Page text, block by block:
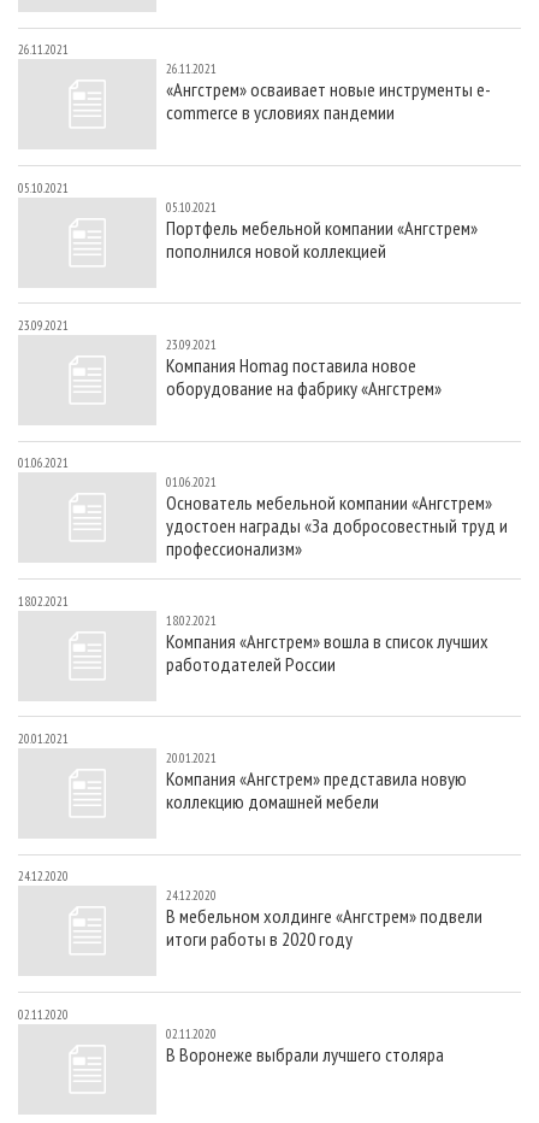
26.11.2021
26.11.2021
«Ангстрем» осваивает новые инструменты e-
commerce в условиях пандемии
05.10.2021
05.10.2021
Портфель мебельной компании «Ангстрем»
пополнился новой коллекцией
23.09.2021
23.09.2021
Компания Homag поставила новое
оборудование на фабрику «Ангстрем»
01.06.2021
01.06.2021
Основатель мебельной компании «Ангстрем»
удостоен награды «За добросовестный труд и
профессионализм»
18.02.2021
18.02.2021
Компания «Ангстрем» вошла в список лучших
работодателей России
20.01.2021
20.01.2021
Компания «Ангстрем» представила новую
коллекцию домашней мебели
24.12.2020
24.12.2020
В мебельном холдинге «Ангстрем» подвели
итоги работы в 2020 году
02.11.2020
02.11.2020
В Воронеже выбрали лучшего столяра